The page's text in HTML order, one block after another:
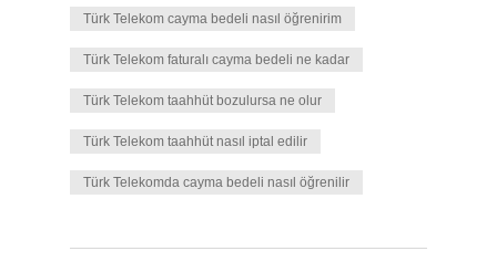
Türk Telekom cayma bedeli nasıl öğrenirim
Türk Telekom faturalı cayma bedeli ne kadar
Türk Telekom taahhüt bozulursa ne olur
Türk Telekom taahhüt nasıl iptal edilir
Türk Telekomda cayma bedeli nasıl öğrenilir